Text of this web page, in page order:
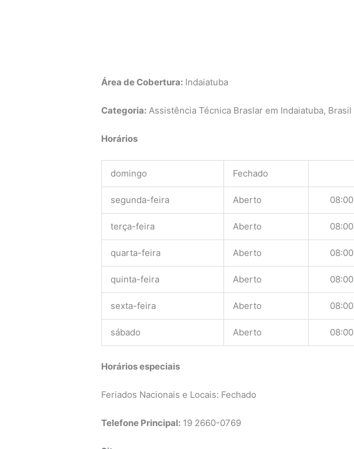
Área de Cobertura: Indaiatuba
Categoria: Assistência Técnica Braslar em Indaiatuba, Brasil
Horários
domingo Fechado
segunda-feira Aberto 08:00
terça-feira Aberto 08:00
quarta-feira Aberto 08:00
quinta-feira Aberto 08:00
sexta-feira Aberto 08:00
sábado Aberto 08:00
Horários especiais
Feriados Nacionais e Locais: Fechado
Telefone Principal: 19 2660-0769